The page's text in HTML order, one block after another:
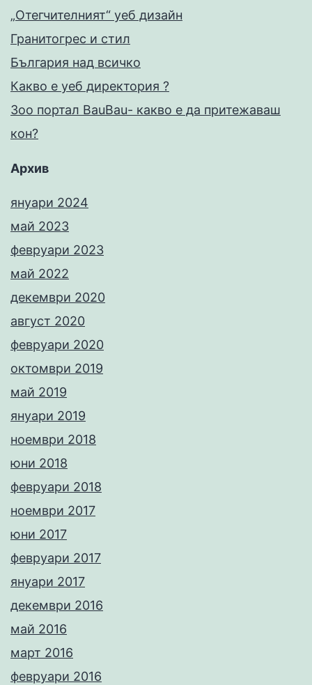
„Отегчителният“ уеб дизайн
Гранитогрес и стил
България над всичко
Какво е уеб директория ?
Зоо портал BauBau- какво е да притежаваш
кон?
Архив
януари 2024
май 2023
февруари 2023
май 2022
декември 2020
август 2020
февруари 2020
октомври 2019
май 2019
януари 2019
ноември 2018
юни 2018
февруари 2018
ноември 2017
юни 2017
февруари 2017
януари 2017
декември 2016
май 2016
март 2016
февруари 2016